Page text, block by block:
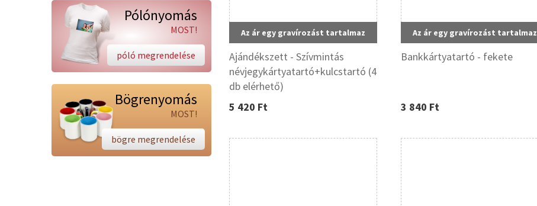
Pólónyomás
MOST!
póló megrendelése
Bögrenyomás
MOST!
bögre megrendelése
Az ár egy gravírozást tartalmaz
Ajándékszett - Szívmintás
névjegykártyatartó+kulcstartó (4
db elérhető)
5 420 Ft
Az ár egy gravírozást tartalmaz
Bankkártyatartó - fekete
3 840 Ft